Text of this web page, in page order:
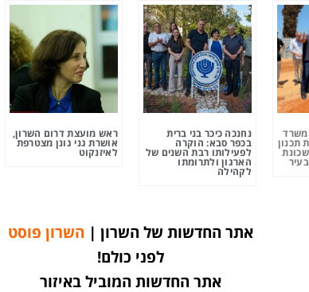
תכנון
נחנכה כיכר בני ברית
בכפר סבא: הוקרה
לפעילותו רבת השנים של
הארגון ולתרומתו
לקהילה
ראש מועצת דרום השרון,
אושרת גני גונן מצטרפת
לאיזנקוט
אתר החדשות של השרון | השרון פוסט
לפני כולם!
אתר החדשות המוביל באיזור